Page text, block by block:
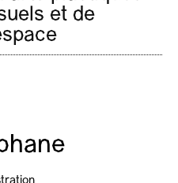
et de